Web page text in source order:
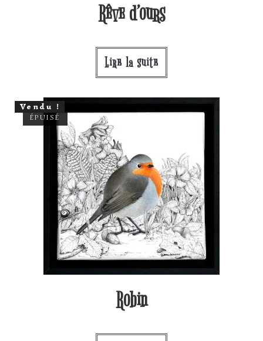
Rêve d’ours
Lire la suite
Vendu !
ÉPUISÉ
Robin